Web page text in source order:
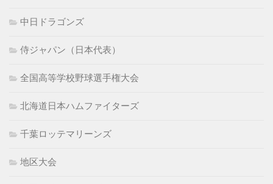
中日ドラゴンズ
侍ジャパン（日本代表）
全国高等学校野球選手権大会
北海道日本ハムファイターズ
千葉ロッテマリーンズ
地区大会